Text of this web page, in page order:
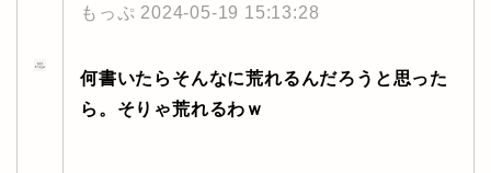
もっぷ 2024-05-19 15:13:28
何書いたらそんなに荒れるんだろうと思った
ら。そりゃ荒れるわｗ